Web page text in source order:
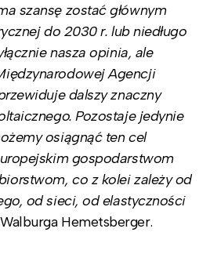
szansę zostać głównym
do 2030 r. lub niedługo
nasza opinia, ale
Agencji
dalszy znaczny
Pozostaje jedynie
osiągnąć ten cel
gospodarstwom
co z kolei zależy od
od sieci, od elastyczności
Hemetsberger.